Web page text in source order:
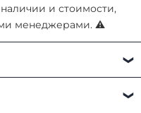
и стоимости,
менеджерами. ⚠